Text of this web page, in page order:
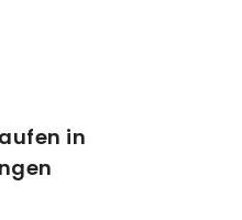
kaufen in Ludweiler
in